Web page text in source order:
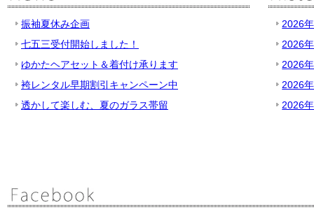
振袖夏休み企画
七五三受付開始しました！
ゆかたヘアセット＆着付け承ります
袴レンタル早期割引キャンペーン中
透かして楽しむ、夏のガラス帯留
2026
2026
2026
2026
2026